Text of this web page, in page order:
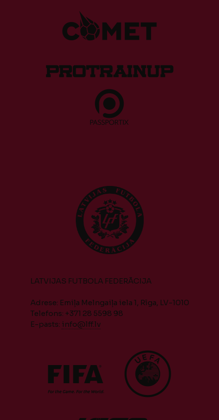
LATVIJAS FUTBOLA FEDERĀCIJA
Adrese: Emiļa Melngaiļa iela 1, Rīga, LV-1010
Telefons: +371 28 5598 98
E-pasts: info@lff.lv